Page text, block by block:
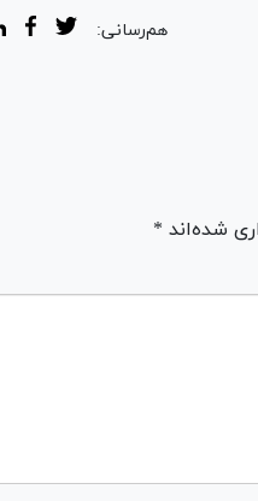
هم‌رسانی:
شده‌اند *